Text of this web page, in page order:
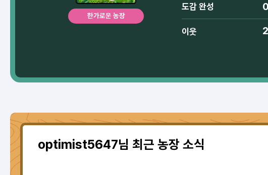
한가로운 농장
도감 완성
이웃
optimist5647님 최근 농장 소식